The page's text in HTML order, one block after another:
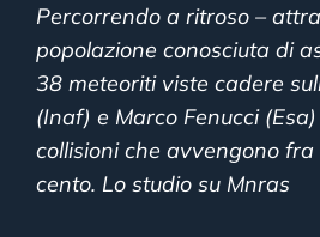
Percorrendo a ritroso –
popolazione conosciuta di
38 meteoriti viste cadere
(Inaf) e Marco Fenucci
collisioni che avvengono
cento. Lo studio su Mnras